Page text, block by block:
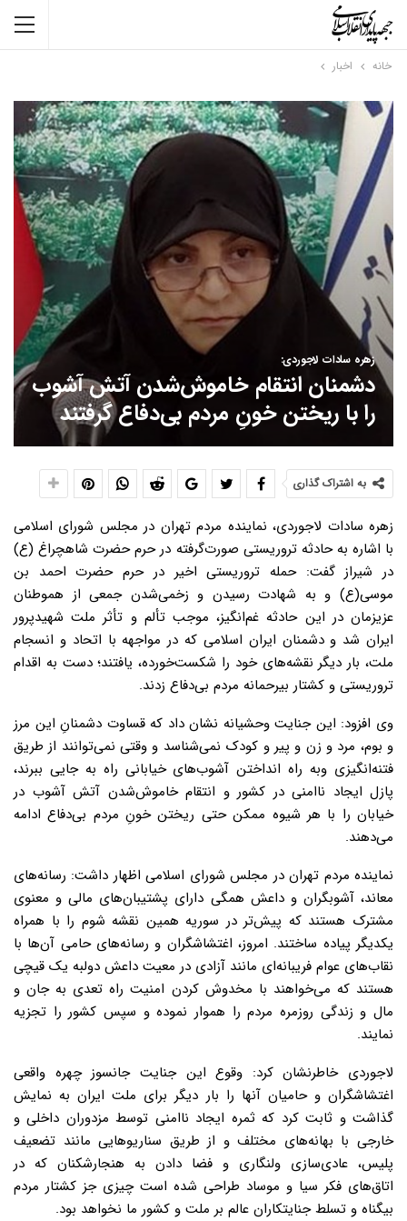
خانه اخبار
زهره سادات لاجوردی:
دشمنان انتقام خاموش‌شدن آتش آشوب
را با ریختن خونِ مردم بی‌دفاع گرفتند
به اشتراک گذاری
زهره سادات لاجوردی، نماینده مردم تهران د‌‌‌‌‌‌‌‌‌‌‌‌‌‌‌‌‌‌‌‌‌‌‌‌‌‌‌‌‌‌‌‌‌‌‌‌‌‌‌‌‌‌‌ر مجلس شورای اسلامی
با اشاره به حادثه تروریستی صورت‌گرفته د‌‌‌‌‌‌‌‌‌‌‌‌‌‌‌‌‌‌‌‌‌‌‌‌‌‌‌‌‌‌‌‌‌‌‌‌‌‌‌‌‌‌‌ر حرم حضرت شاهچراغ (ع)
د‌‌‌‌‌‌‌‌‌‌‌‌‌‌‌‌‌‌‌‌‌‌‌‌‌‌‌‌‌‌‌‌‌‌‌‌‌‌‌‌‌‌‌ر شیراز گفت:‌ حمله تروریستی اخیر در حرم حضرت احمد بن
موسی(ع) و به شهادت‌ رسیدن و زخمی‌شدن جمعی از هموطنان
عزیزمان در این حادثه غم‌انگیز، موجب تألم و تأثر ملت شهیدپرور
ایران شد و دشمنان ایران اسلامی که در مواجهه با اتحاد و انسجام
ملت، بار دیگر نقشه‌های خود را شکست‌خورده، یافتند؛ دست به اقدام
تروریستی و کشتار بیرحمانه مردم بی‌دفاع زدند.
وی افزود: این جنایت وحشیانه نشان داد که قساوت دشمنانِ این مرز
و بوم، مرد و زن و پیر و کودک نمی‌شناسد و وقتی نمی‌توانند از طریق
فتنه‌انگیزی وبه راه انداختن آشوب‌های خیابانی راه به جایی ببرند،
پازل ایجاد ناامنی در کشور و انتقام خاموش‌شدن آتش آشوب در
خیابان‌ را با هر شیوه ممکن حتی ریختن خونِ مردم بی‌دفاع ادامه
می‌دهند.
نماینده مردم تهران د‌‌‌‌‌‌‌‌‌‌‌‌‌‌‌‌‌‌‌‌‌‌‌‌‌‌‌‌‌‌‌‌‌‌‌‌‌‌‌‌‌‌‌ر مجلس شورای اسلامی اظهار داشت: رسانه‌های
معاند، آشوبگران و داعش همگی دارای پشتیبان‌های مالی و معنوی
مشترک هستند که پیش‌تر در سوریه همین نقشه شوم را با همراه
یکدیگر پیاده ساختند. امروز، اغتشاشگران و رسانه‌های حامی آن‌ها با
نقاب‌های عوام فریبانه‌ای مانند آزادی در معیت داعش دولبه یک قیچی
هستند که می‌خواهند با مخدوش کردن امنیت راه تعدی به جان و
مال و زندگی روزمره مردم را هموار نموده و سپس کشور را تجزیه
نمایند.
لاجوردی خاطرنشان کرد: وقوع این جنایت جانسوز چهره واقعی
اغتشاشگران و حامیان آنها را بار دیگر برای ملت ایران به نمایش
گذاشت و ثابت کرد که ثمره ایجاد ناامنی توسط مزدوران داخلی و
خارجی با بهانه‌های مختلف و از طریق سناریوهایی مانند تضعیف
پلیس، عادی‌سازی ولنگاری و فضا دادن به هنجارشکنان که در
اتاق‌های فکر سیا و موساد طراحی شده است چیزی جز کشتار مردم
بیگناه و تسلط جنایتکاران عالم بر ملت و کشور ما نخواهد بود.